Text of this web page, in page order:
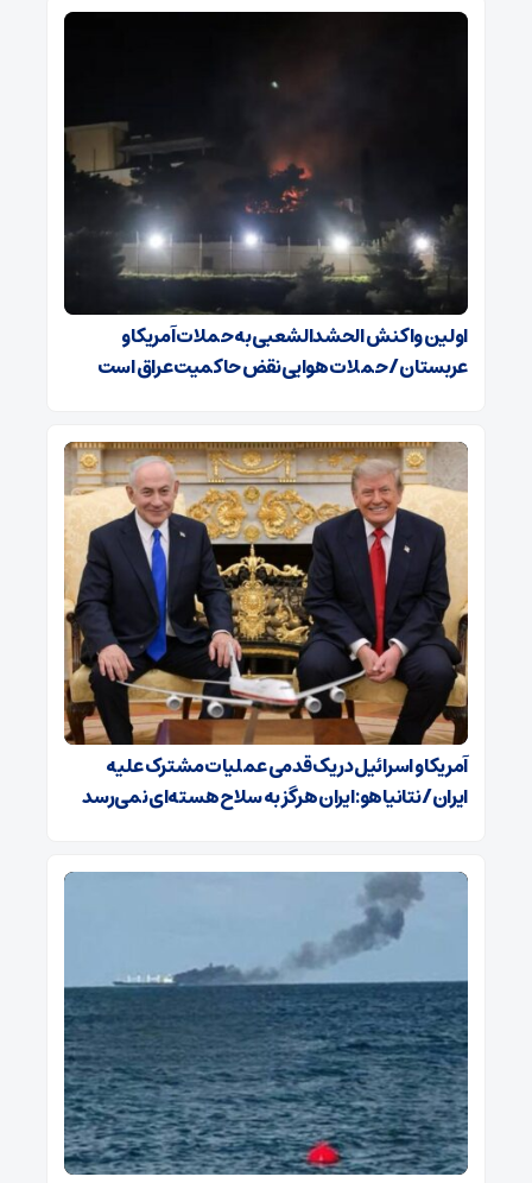
اولین واکنش الحشدالشعبی به حملات آمریکا و
عربستان / حملات هوایی نقض حاکمیت عراق است
آمریکا و اسرائیل در یک قدمی عملیات مشترک علیه
ایران/ نتانیاهو: ایران هرگز به سلاح هسته‌ای نمی‌رسد